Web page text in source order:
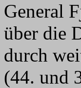
General
über die
durch
(44. und